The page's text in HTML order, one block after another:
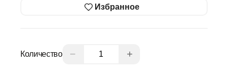
Избранное
Количество − +